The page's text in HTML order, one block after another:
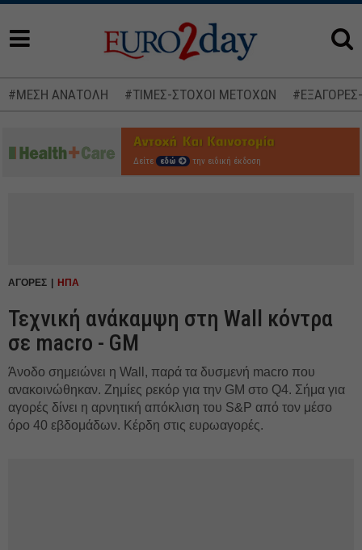
#ΜΕΣΗ ΑΝΑΤΟΛΗ #ΤΙΜΕΣ-ΣΤΟΧΟΙ ΜΕΤΟΧΩΝ
Δείτε εδώ την ειδική έκδοση
ΑΓΟΡΕΣ ΗΠΑ
Τεχνική ανάκαμψη στη Wall κόντρα
σε macro - GM
Άνοδο σημειώνει η Wall, παρά τα δυσμενή macro που
ανακοινώθηκαν. Ζημίες ρεκόρ για την GM στο Q4. Σήμα για
αγορές δίνει η αρνητική απόκλιση του S&P από τον μέσο
όρο 40 εβδομάδων. Κέρδη στις ευρωαγορές.